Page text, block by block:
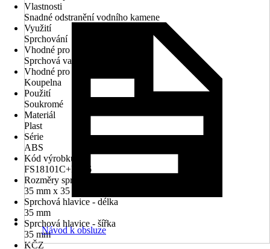
Vlastnosti
Snadné odstranění vodního kamene
Využití
Sprchování
Vhodné pro
Sprchová vanička
Vhodné pro prostory
Koupelna
Použití
Soukromé
Materiál
Plast
Série
ABS
Kód výrobku
FS18101C+FS76
Rozměry sprchové hlavice (D x Š)
35 mm x 35 mm
Sprchová hlavice - délka
35 mm
Sprchová hlavice - šířka
35 mm
KČZ
Návod k obsluze